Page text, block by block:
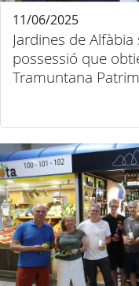
Jardines de
possessió que
Tramuntana
11/06/2025